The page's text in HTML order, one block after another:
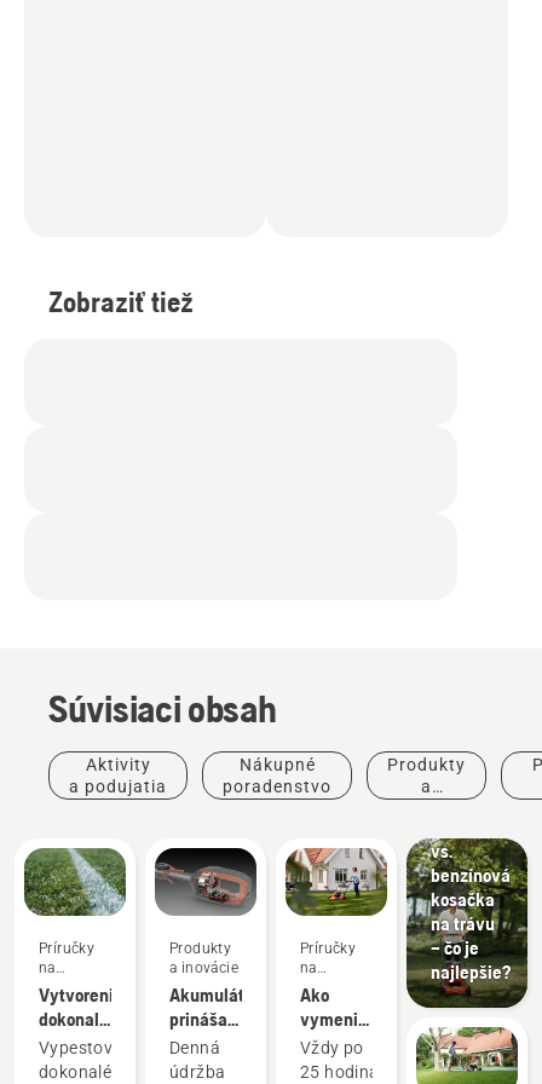
Zobraziť tiež
Súvisiaci obsah
Aktivity
a podujatia
Nákupné
poradenstvo
Produkty
a
Príručky
na
používanie
Vytvorenie
dokonalej
hernej
plochy
Vypestovanie
dokonalého
Produkty
a inovácie
Akumulátor
prináša
menej
údržby a
Denná
údržba
Terénne
úpravy
Príručky
na
používanie
Ako
vymeniť
olej v
kosačke
Vždy po
25 hodinách
vs.
benzínová
kosačka
na trávu
– čo je
najlepšie?